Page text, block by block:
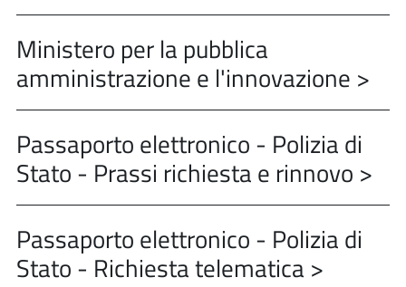
Ministero per la pubblica
amministrazione e l'innovazione >
Passaporto elettronico - Polizia di
Stato - Prassi richiesta e rinnovo >
Passaporto elettronico - Polizia di
Stato - Richiesta telematica >